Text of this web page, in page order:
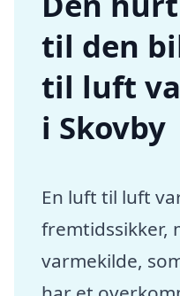
til den
til luft
i Skovby
En luft til luft
fremtidssikker,
varmekilde,